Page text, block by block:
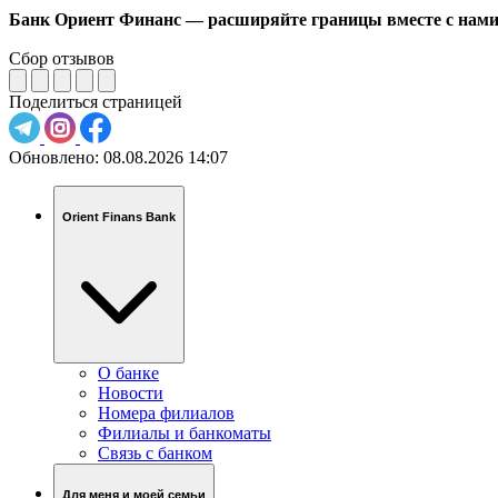
Банк Ориент Финанс — расширяйте границы вместе с
Сбор отзывов
Поделиться страницей
Обновлено: 08.08.2026 14:07
Orient Finans Bank
О банке
Новости
Номера филиалов
Филиалы и банкоматы
Связь c банком
Для меня и моей семьи